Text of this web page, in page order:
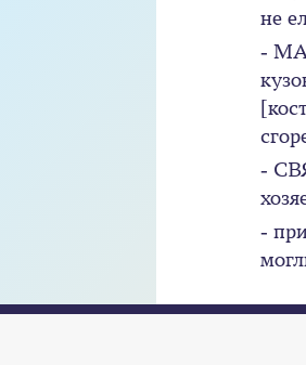
не
-
-
-